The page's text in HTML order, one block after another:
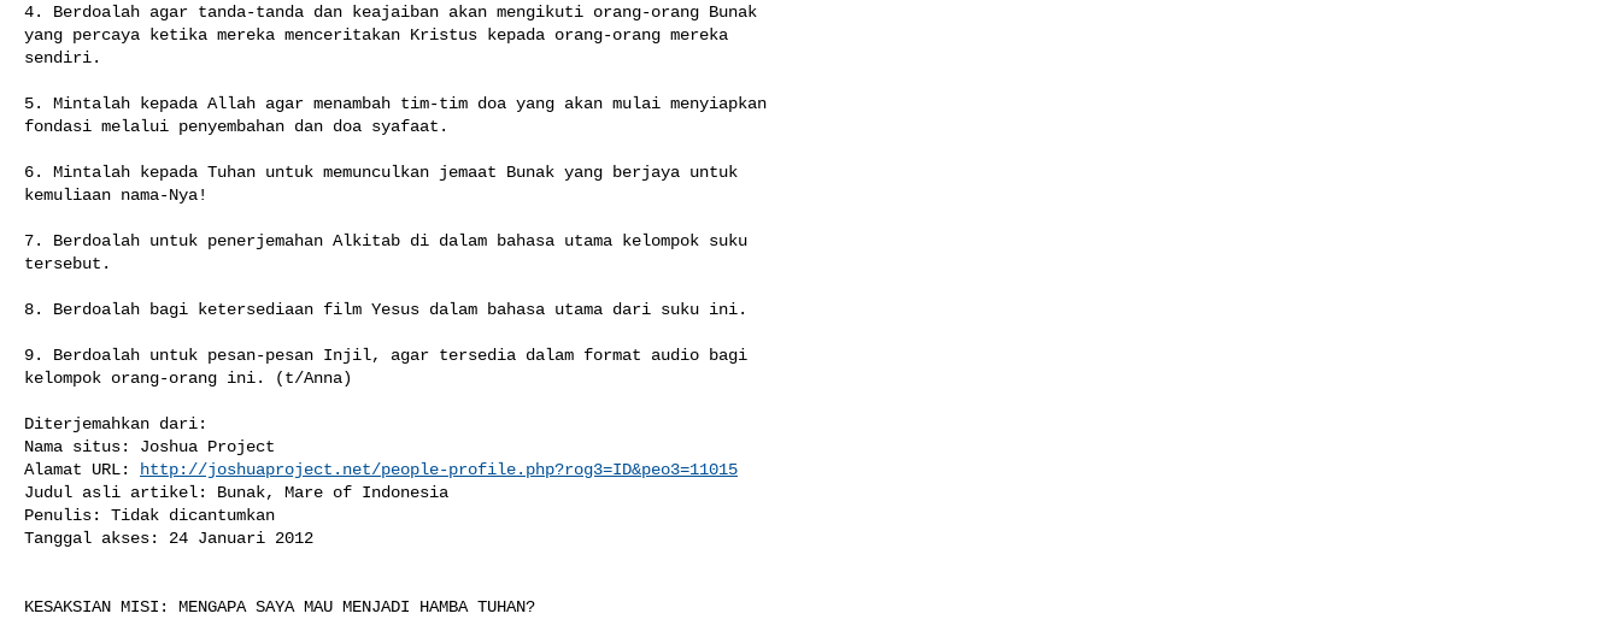
4. Berdoalah agar tanda-tanda dan keajaiban akan mengikuti orang-orang Bunak
yang percaya ketika mereka menceritakan Kristus kepada orang-orang mereka
sendiri.
5. Mintalah kepada Allah agar menambah tim-tim doa yang akan mulai menyiapkan
fondasi melalui penyembahan dan doa syafaat.
6. Mintalah kepada Tuhan untuk memunculkan jemaat Bunak yang berjaya untuk
kemuliaan nama-Nya!
7. Berdoalah untuk penerjemahan Alkitab di dalam bahasa utama kelompok suku
tersebut.
8. Berdoalah bagi ketersediaan film Yesus dalam bahasa utama dari suku ini.
9. Berdoalah untuk pesan-pesan Injil, agar tersedia dalam format audio bagi
kelompok orang-orang ini. (t/Anna)
Diterjemahkan dari:
Nama situs: Joshua Project
Alamat URL:
http://joshuaproject.net/people-profile.php?rog3=ID&peo3=11015
Judul asli artikel: Bunak, Mare of Indonesia
Penulis: Tidak dicantumkan
Tanggal akses: 24 Januari 2012
KESAKSIAN MISI: MENGAPA SAYA MAU MENJADI HAMBA TUHAN?